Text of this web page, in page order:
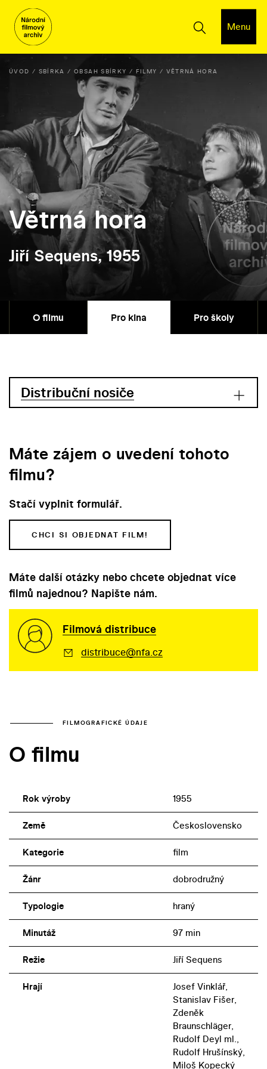
Menu
ÚVOD SBÍRKA OBSAH SBÍRKY FILMY VĚTRNÁ HORA
Větrná hora
Jiří Sequens, 1955
O filmu Pro kina Pro školy
Distribuční nosiče
Máte zájem o uvedení tohoto
filmu?
Stačí vyplnit formulář.
CHCI SI OBJEDNAT FILM!
Máte další otázky nebo chcete objednat více
filmů najednou? Napište nám.
Filmová distribuce
distribuce@nfa.cz
FILMOGRAFICKÉ ÚDAJE
O filmu
Rok výroby 1955
Země Československo
Kategorie film
Žánr dobrodružný
Typologie hraný
Minutáž 97 min
Režie Jiří Sequens
Hrají
Josef Vinklář,
Stanislav Fišer,
Zdeněk
Braunschläger,
Rudolf Deyl ml.,
Rudolf Hrušínský,
Miloš Kopecký